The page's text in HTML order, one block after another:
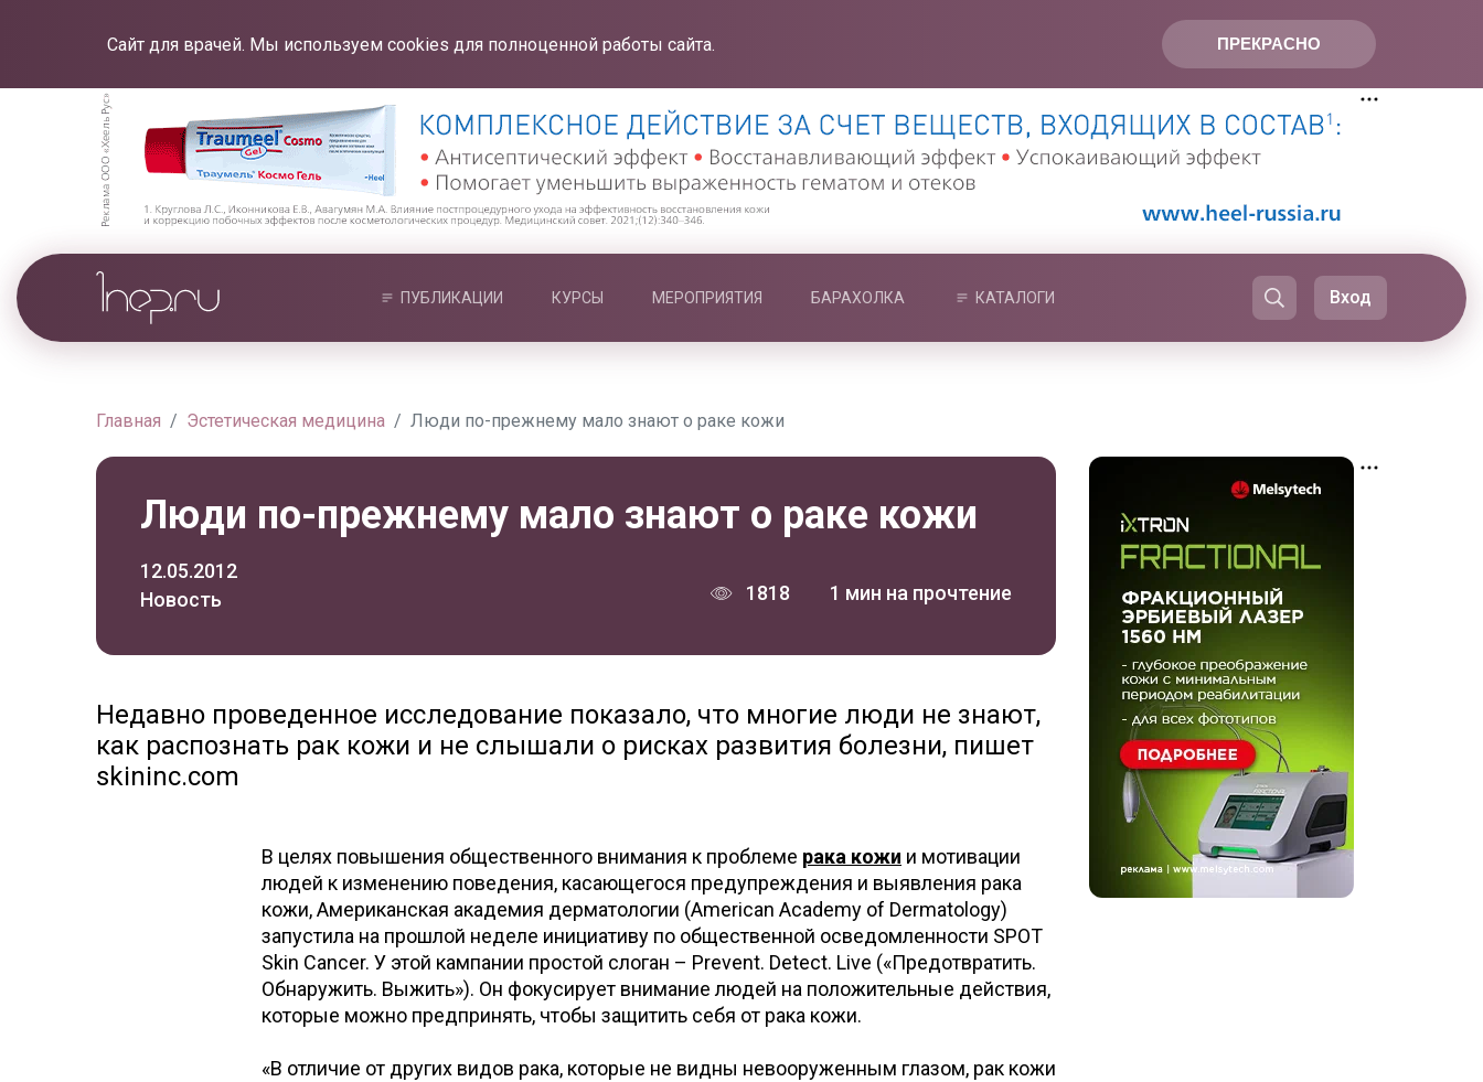
ПРЕКРАСНО
Сайт для врачей. Мы используем cookies для полноценной работы сайта.
ПУБЛИКАЦИИ КУРСЫ МЕРОПРИЯТИЯ БАРАХОЛКА КАТАЛОГИ Вход
Главная Эстетическая медицина Люди по-прежнему мало знают о раке кожи
Люди по-прежнему мало знают о раке кожи
12.05.2012
Новость
1818 1 мин на прочтение
Недавно проведенное исследование показало, что многие люди не знают,
как распознать рак кожи и не слышали о рисках развития болезни, пишет
skininc.com
В целях повышения общественного внимания к проблеме рака кожи и мотивации
людей к изменению поведения, касающегося предупреждения и выявления рака
кожи, Американская академия дерматологии (American Academy of Dermatology)
запустила на прошлой неделе инициативу по общественной осведомленности SPOT
Skin Cancer. У этой кампании простой слоган – Prevent. Detect. Live («Предотвратить.
Обнаружить. Выжить»). Он фокусирует внимание людей на положительные действия,
которые можно предпринять, чтобы защитить себя от рака кожи.
«В отличие от других видов рака, которые не видны невооруженным глазом, рак кожи